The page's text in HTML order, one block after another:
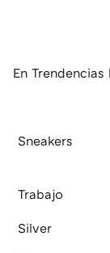
En
Sneakers
Trabajo
Silver